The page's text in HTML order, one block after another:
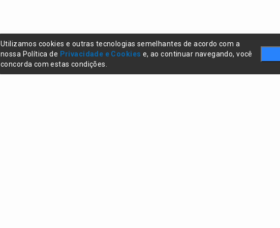
Utilizamos cookies e outras tecnologias semelhantes de acordo com a
nossa Política de Privacidade e Cookies e, ao continuar navegando, você
concorda com estas condições.